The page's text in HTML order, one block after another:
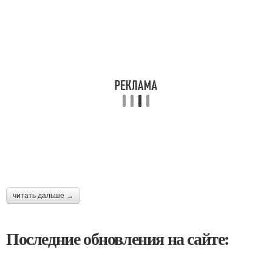
читать дальше →
Последние обновления на сайте: